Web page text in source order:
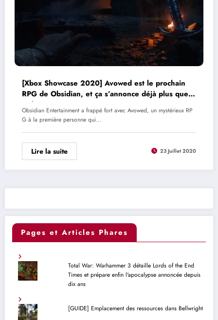
[Xbox Showcase 2020] Avowed est le prochain
RPG de Obsidian, et ça s’annonce déjà plus que
mal
Obsidian Entertainment a frappé fort avec Avowed, un mystérieux RP
G à la première personne qui…
Lire la suite 23 Juillet 2020
Pages et Articles Phares
Total War: Warhammer 3 détaille Lords of the End
Times et prépare enfin l'apocalypse annoncée depuis
dix ans
[GUIDE] Emplacement des ressources dans Bellwright